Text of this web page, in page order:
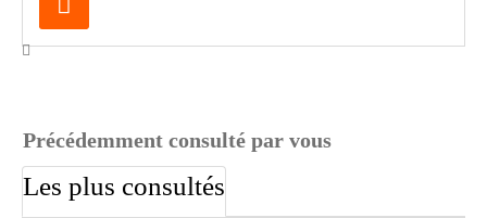
Précédemment consulté par vous
Les plus consultés